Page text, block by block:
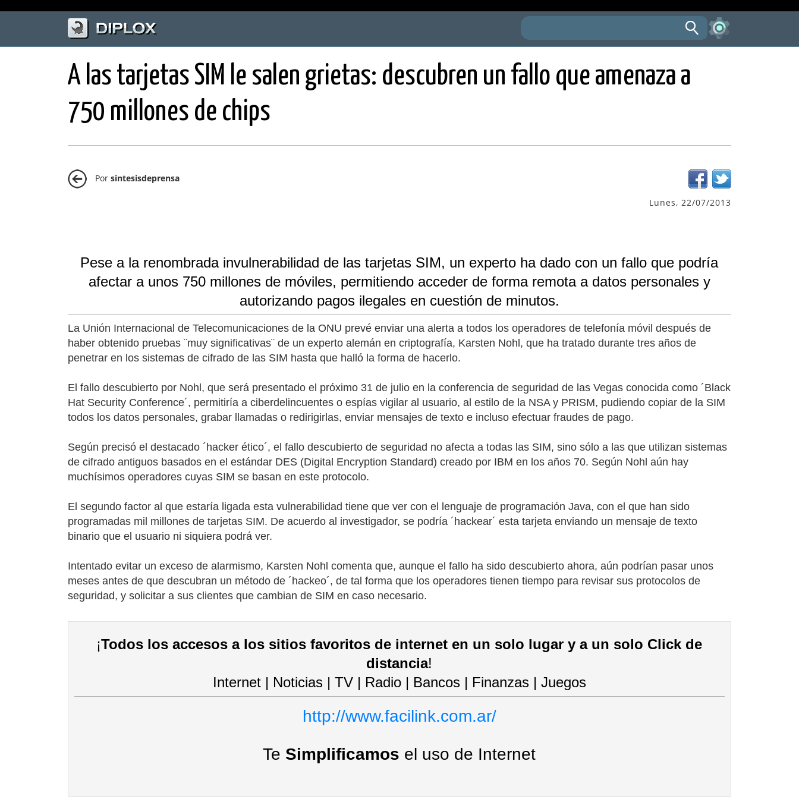
A las tarjetas SIM le salen grietas: descubren un fallo que amenaza a
750 millones de chips
Porsintesisdeprensa
Lunes, 22/07/2013
Pese a la renombrada invulnerabilidad de las tarjetas SIM, un experto ha dado con un fallo que podría
afectar a unos 750 millones de móviles, permitiendo acceder de forma remota a datos personales y
autorizando pagos ilegales en cuestión de minutos.
La Unión Internacional de Telecomunicaciones de la ONU prevé enviar una alerta a todos los operadores de telefonía móvil después de
haber obtenido pruebas ¨muy significativas¨ de un experto alemán en criptografía, Karsten Nohl, que ha tratado durante tres años de
penetrar en los sistemas de cifrado de las SIM hasta que halló la forma de hacerlo.
El fallo descubierto por Nohl, que será presentado el próximo 31 de julio en la conferencia de seguridad de las Vegas conocida como ´Black
Hat Security Conference´, permitiría a ciberdelincuentes o espías vigilar al usuario, al estilo de la NSA y PRISM, pudiendo copiar de la SIM
todos los datos personales, grabar llamadas o redirigirlas, enviar mensajes de texto e incluso efectuar fraudes de pago.
Según precisó el destacado ´hacker ético´, el fallo descubierto de seguridad no afecta a todas las SIM, sino sólo a las que utilizan sistemas
de cifrado antiguos basados en el estándar DES (Digital Encryption Standard) creado por IBM en los años 70. Según Nohl aún hay
muchísimos operadores cuyas SIM se basan en este protocolo.
El segundo factor al que estaría ligada esta vulnerabilidad tiene que ver con el lenguaje de programación Java, con el que han sido
programadas mil millones de tarjetas SIM. De acuerdo al investigador, se podría ´hackear´ esta tarjeta enviando un mensaje de texto
binario que el usuario ni siquiera podrá ver.
Intentado evitar un exceso de alarmismo, Karsten Nohl comenta que, aunque el fallo ha sido descubierto ahora, aún podrían pasar unos
meses antes de que descubran un método de ´hackeo´, de tal forma que los operadores tienen tiempo para revisar sus protocolos de
seguridad, y solicitar a sus clientes que cambian de SIM en caso necesario.
¡Todos los accesos a los sitios favoritos de internet en un solo lugar y a un solo Click de
distancia!
Internet | Noticias | TV | Radio | Bancos | Finanzas | Juegos
http://www.facilink.com.ar/
Te Simplificamos el uso de Internet